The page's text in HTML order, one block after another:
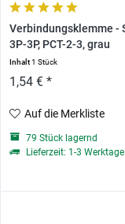
Verbindungsklemme -
3P-3P, PCT-2-3, grau
Inhalt1 Stück
1,54 € *
Auf die Merkliste
79 Stück lagernd
Lieferzeit: 1-3 Werktage